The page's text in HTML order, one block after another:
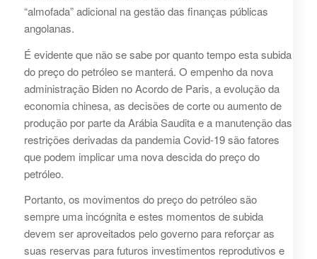
“almofada” adicional na gestão das finanças públicas
angolanas.
É evidente que não se sabe por quanto tempo esta subida
do preço do petróleo se manterá. O empenho da nova
administração Biden no Acordo de Paris, a evolução da
economia chinesa, as decisões de corte ou aumento de
produção por parte da Arábia Saudita e a manutenção das
restrições derivadas da pandemia Covid-19 são fatores
que podem implicar uma nova descida do preço do
petróleo.
Portanto, os movimentos do preço do petróleo são
sempre uma incógnita e estes momentos de subida
devem ser aproveitados pelo governo para reforçar as
suas reservas para futuros investimentos reprodutivos e